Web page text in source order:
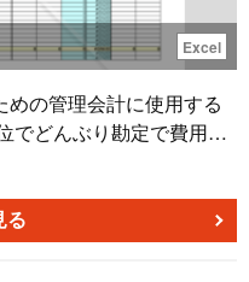
Excel
の管理会計に使用する
でどんぶり勘定で費用計
幹システムで費用計上
比較し、また左下の特記
のような要因で増減して
る